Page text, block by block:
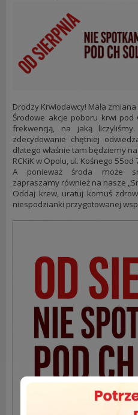
Drodzy Krwiodawcy! Mała
Środowe akcje poboru krwi pod
frekwencją, na jaką
zdecydowanie chętniej
dlatego właśnie tam będziemy
RCKiK w Opolu, ul. Kośnego 55od
A ponieważ środa może
zapraszamy również na nasze
Oddaj krew, uratuj komuś
niespodzianki przygotowanej